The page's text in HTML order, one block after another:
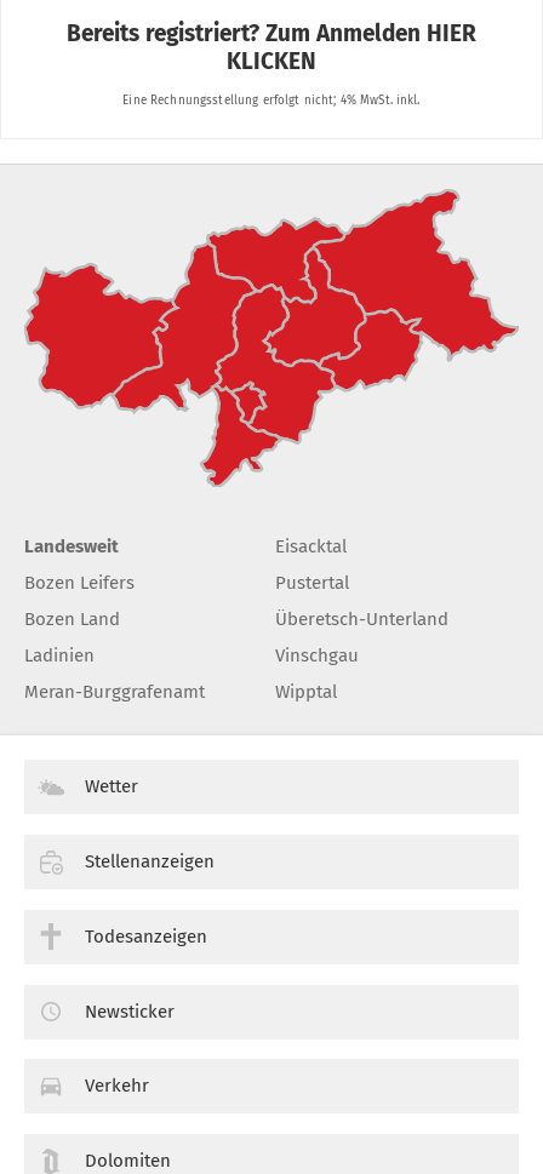
Landesweit
Bozen Leifers
Bozen Land
Ladinien
Meran-Burggrafenamt
Eisacktal
Pustertal
Überetsch-Unterland
Vinschgau
Wipptal
Wetter
Stellenanzeigen
Todesanzeigen
Newsticker
Verkehr
Dolomiten